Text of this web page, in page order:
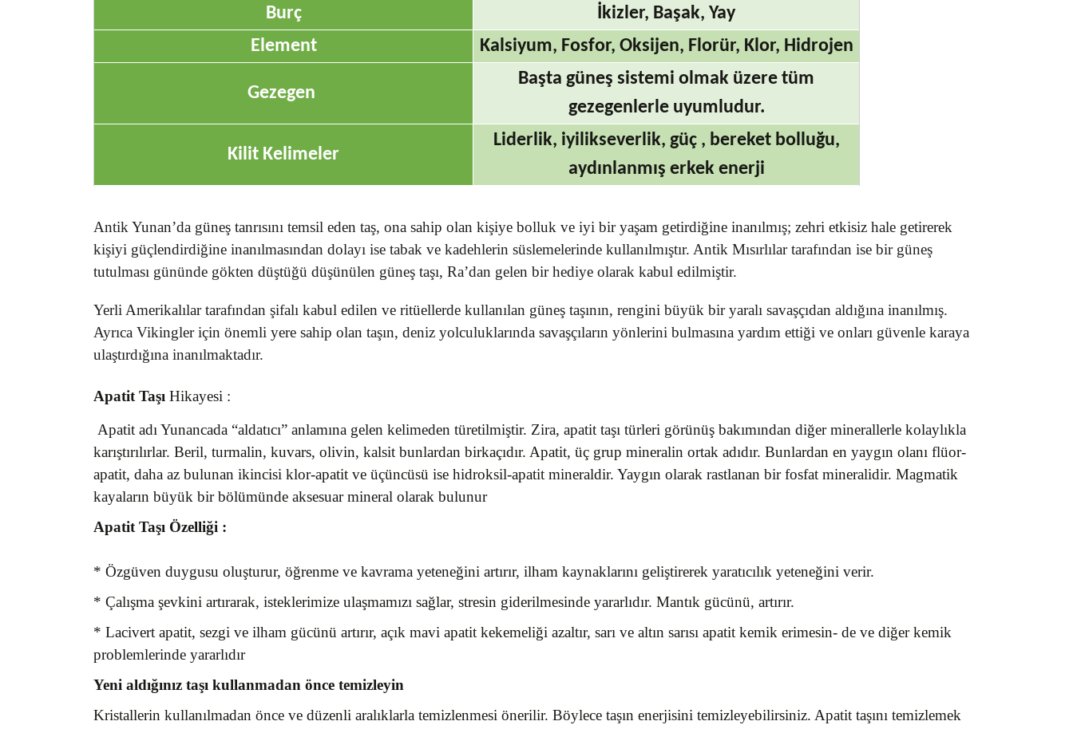
Burç
İkizler, Başak, Yay
Element
Kalsiyum, Fosfor, Oksijen, Florür, Klor, Hidrojen
Gezegen
Başta güneş sistemi olmak üzere tüm
gezegenlerle uyumludur.
Kilit Kelimeler
Liderlik, iyilikseverlik, güç , bereket bolluğu,
aydınlanmış erkek enerji
Antik Yunan’da güneş tanrısını temsil eden taş, ona sahip olan kişiye bolluk ve iyi bir yaşam getirdiğine inanılmış; zehri etkisiz hale getirerek
kişiyi güçlendirdiğine inanılmasından dolayı ise tabak ve kadehlerin süslemelerinde kullanılmıştır. Antik Mısırlılar tarafından ise bir güneş
tutulması gününde gökten düştüğü düşünülen güneş taşı, Ra’dan gelen bir hediye olarak kabul edilmiştir.
Yerli Amerikalılar tarafından şifalı kabul edilen ve ritüellerde kullanılan güneş taşının, rengini büyük bir yaralı savaşçıdan aldığına inanılmış.
Ayrıca Vikingler için önemli yere sahip olan taşın, deniz yolculuklarında savaşçıların yönlerini bulmasına yardım ettiği ve onları güvenle karaya
ulaştırdığına inanılmaktadır.
Apatit Taşı Hikayesi :
Apatit adı Yunancada “aldatıcı” anlamına gelen kelimeden türetilmiştir. Zira, apatit taşı türleri görünüş bakımından diğer minerallerle kolaylıkla
karıştırılırlar. Beril, turmalin, kuvars, olivin, kalsit bunlardan birkaçıdır. Apatit, üç grup mineralin ortak adıdır. Bunlardan en yaygın olanı flüor-
apatit, daha az bulunan ikincisi klor-apatit ve üçüncüsü ise hidroksil-apatit mineraldir. Yaygın olarak rastlanan bir fosfat mineralidir. Magmatik
kayaların büyük bir bölümünde aksesuar mineral olarak bulunur
Apatit Taşı Özelliği :
* Özgüven duygusu oluşturur, öğrenme ve kavrama yeteneğini artırır, ilham kaynaklarını geliştirerek yaratıcılık yeteneğini verir.
* Çalışma şevkini artırarak, isteklerimize ulaşmamızı sağlar, stresin giderilmesinde yararlıdır. Mantık gücünü, artırır.
* Lacivert apatit, sezgi ve ilham gücünü artırır, açık mavi apatit kekemeliği azaltır, sarı ve altın sarısı apatit kemik erimesin- de ve diğer kemik
problemlerinde yararlıdır
Yeni aldığınız taşı kullanmadan önce temizleyin
Kristallerin kullanılmadan önce ve düzenli aralıklarla temizlenmesi önerilir. Böylece taşın enerjisini temizleyebilirsiniz. Apatit taşını temizlemek